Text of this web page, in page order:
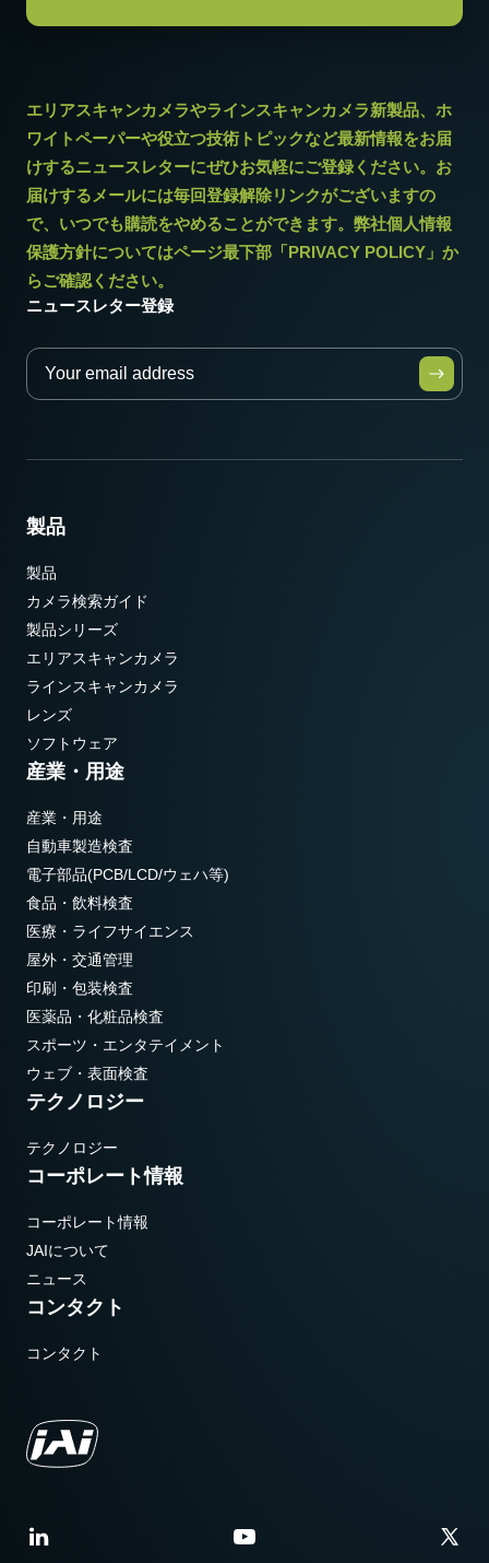
消費電力
動作温度 (周辺温度)
-5°C ～ +45°C
エリアスキャンカメラやラインスキャンカメラ新製品、ホ
ワイトペーパーや役立つ技術トピックなど最新情報をお届
けするニュースレターにぜひお気軽にご登録ください。お
届けするメールには毎回登録解除リンクがございますの
で、いつでも購読をやめることができます。弊社個人情報
保護方針についてはページ最下部「PRIVACY POLICY」か
らご確認ください。
ニュースレター登録
製品
製品
カメラ検索ガイド
製品シリーズ
エリアスキャンカメラ
ラインスキャンカメラ
レンズ
ソフトウェア
産業・用途
産業・用途
自動車製造検査
電子部品(PCB/LCD/ウェハ等)
食品・飲料検査
医療・ライフサイエンス
屋外・交通管理
印刷・包装検査
医薬品・化粧品検査
スポーツ・エンタテイメント
ウェブ・表面検査
テクノロジー
テクノロジー
コーポレート情報
コーポレート情報
JAIについて
ニュース
コンタクト
コンタクト